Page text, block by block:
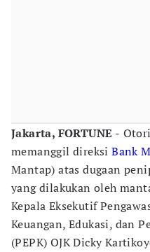
Jakarta, FORTUNE -
memanggil direksiBank
Mantap) atas dugaan
yang dilakukan oleh
Kepala Eksekutif
Keuangan, Edukasi, dan
(PEPK) OJK Dicky